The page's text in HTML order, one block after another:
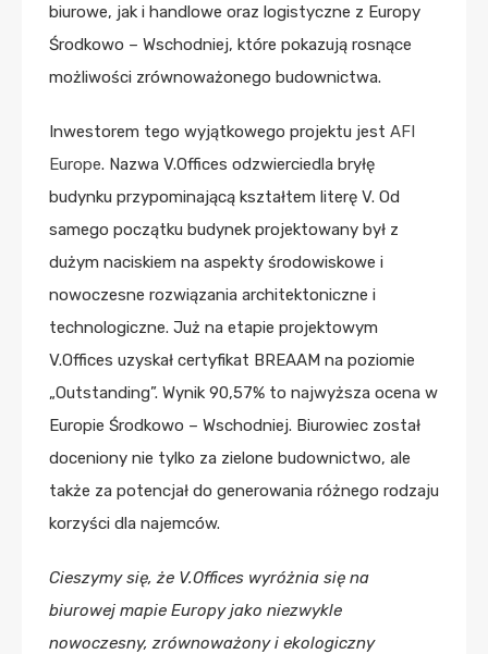
biurowe, jak i handlowe oraz logistyczne z Europy
Środkowo – Wschodniej, które pokazują rosnące
możliwości zrównoważonego budownictwa.
Inwestorem tego wyjątkowego projektu jest AFI
Europe. Nazwa V.Offices odzwierciedla bryłę
budynku przypominającą kształtem literę V. Od
samego początku budynek projektowany był z
dużym naciskiem na aspekty środowiskowe i
nowoczesne rozwiązania architektoniczne i
technologiczne. Już na etapie projektowym
V.Offices uzyskał certyfikat BREAAM na poziomie
„Outstanding”. Wynik 90,57% to najwyższa ocena w
Europie Środkowo – Wschodniej. Biurowiec został
doceniony nie tylko za zielone budownictwo, ale
także za potencjał do generowania różnego rodzaju
korzyści dla najemców.
Cieszymy się, że V.Offices wyróżnia się na
biurowej mapie Europy jako niezwykle
nowoczesny, zrównoważony i ekologiczny